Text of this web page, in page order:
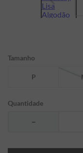
Tamanho
P
Quantidade
－